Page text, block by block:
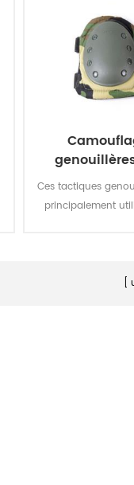
résistant au feu,
Ces tactiques
principalement